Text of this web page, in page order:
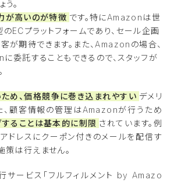
。
が高いのが特徴 です。特にAmazonは世
ECプラットフォームであり、セール企画
が期待できます。また、Amazonの場合、
委託することもできるので、スタッフが
め、価格競争に巻き込まれやすい デメリ
、顧客情報の管理はAmazonが行うため
ることは基本的に制限 されています。例
ドレスにクーポン付きのメールを配信す
策は行えません。
ービス「フルフィルメント by Amazo